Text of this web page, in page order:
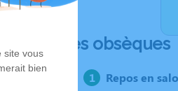
Déroulé des obsèques
Repos en